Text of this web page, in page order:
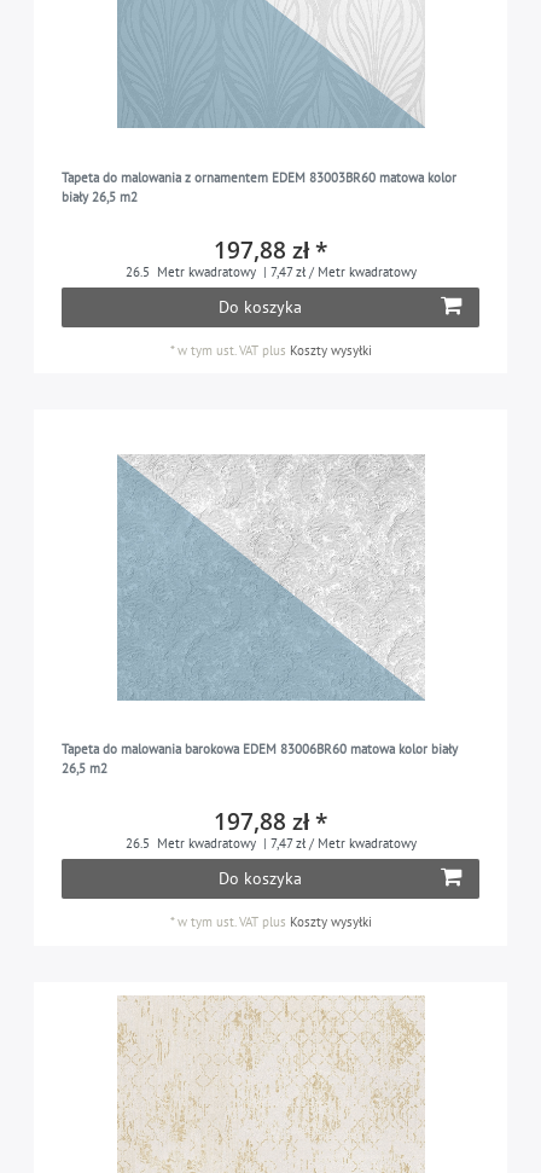
Tapeta do malowania z ornamentem EDEM 83003BR60 matowa kolor
biały 26,5 m2
197,88 zł *
26.5 Metr kwadratowy | 7,47 zł / Metr kwadratowy
Do koszyka
*w tym ust. VATplus Koszty wysyłki
Tapeta do malowania barokowa EDEM 83006BR60 matowa kolor biały
26,5 m2
197,88 zł *
26.5 Metr kwadratowy | 7,47 zł / Metr kwadratowy
Do koszyka
*w tym ust. VATplus Koszty wysyłki